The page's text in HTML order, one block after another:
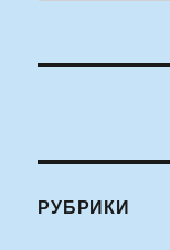
РУБРИКИ